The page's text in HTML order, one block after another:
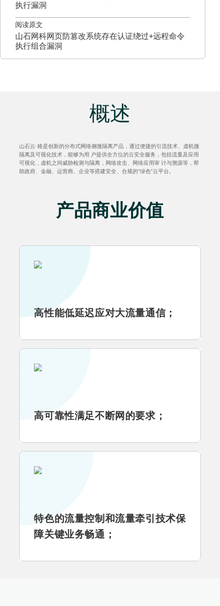
执行漏洞
阅读原文
山石网科网页防篡改系统存在认证绕过+远程命令
执行组合漏洞
概述
山石云·格是创新的分布式网络侧微隔离产品，通过便捷的引流技术、虚机微
隔离及可视化技术，能够为用 户提供全方位的云安全服务，包括流量及应用
可视化，虚机之间威胁检测与隔离，网络攻击、网络应用审 计与溯源等，帮
助政府、金融、运营商、企业等搭建安全、合规的“绿色”云平台。
产品商业价值
高性能低延迟应对大流量通信；
高可靠性满足不断网的要求；
特色的流量控制和流量牵引技术保
障关键业务畅通；